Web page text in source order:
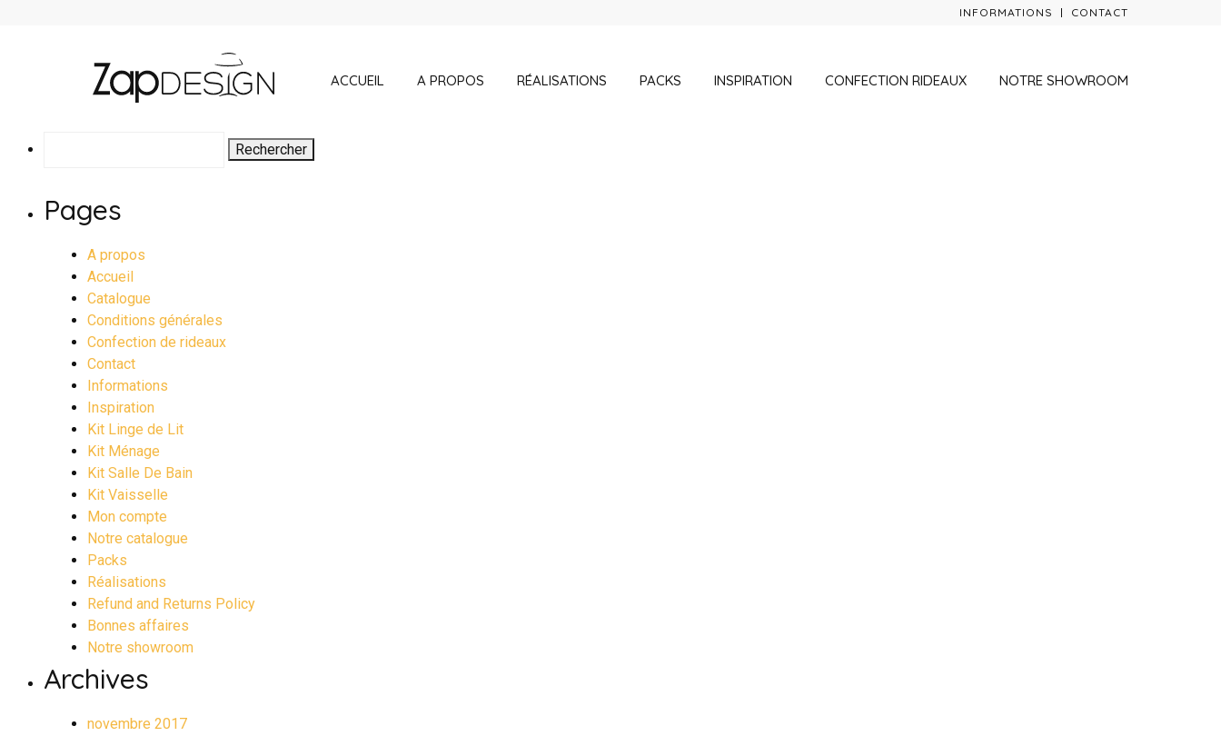
INFORMATIONS CONTACT
ACCUEIL A PROPOS RÉALISATIONS PACKS INSPIRATION CONFECTION RIDEAUX NOTRE SHOWROOM
Pages
A propos
Accueil
Catalogue
Conditions générales
Confection de rideaux
Contact
Informations
Inspiration
Kit Linge de Lit
Kit Ménage
Kit Salle De Bain
Kit Vaisselle
Mon compte
Notre catalogue
Packs
Réalisations
Refund and Returns Policy
Bonnes affaires
Notre showroom
Archives
novembre 2017